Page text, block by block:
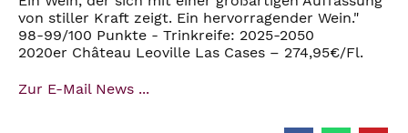
von stiller Kraft zeigt. Ein hervorragender Wein."
98-99/100 Punkte - Trinkreife: 2025-2050
2020er Château Leoville Las Cases – 274,95€/Fl.
Zur E-Mail News ...